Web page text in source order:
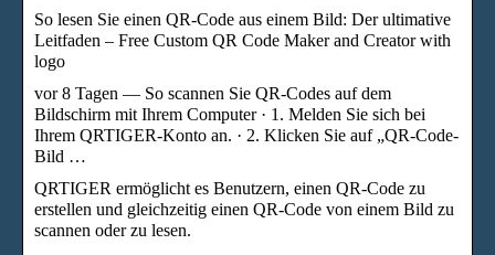
So lesen Sie einen QR-Code aus einem Bild: Der ultimative
Leitfaden – Free Custom QR Code Maker and Creator with
logo
vor 8 Tagen — So scannen Sie QR-Codes auf dem
Bildschirm mit Ihrem Computer · 1. Melden Sie sich bei
Ihrem QRTIGER-Konto an. · 2. Klicken Sie auf „QR-Code-
Bild …
QRTIGER ermöglicht es Benutzern, einen QR-Code zu
erstellen und gleichzeitig einen QR-Code von einem Bild zu
scannen oder zu lesen.